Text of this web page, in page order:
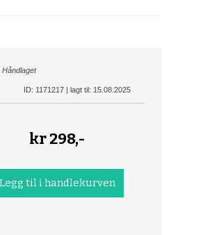
Håndlaget
ID: 1171217 | lagt til: 15.08.2025
kr298,-